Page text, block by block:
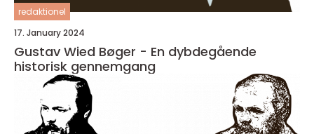
redaktionel
17. January 2024
Gustav Wied Bøger - En dybdegående
historisk gennemgang